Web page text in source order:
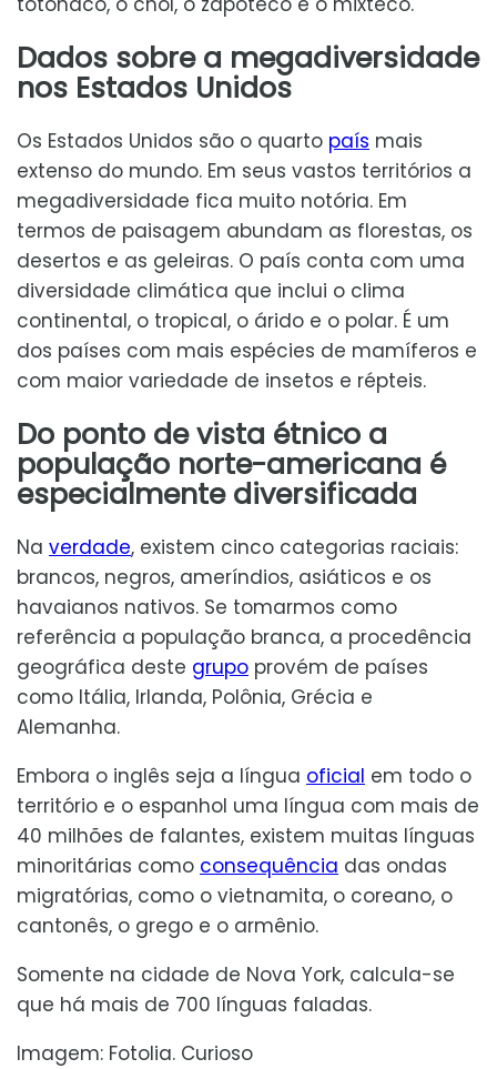
Dados sobre a megadiversidade
nos Estados Unidos
Os Estados Unidos são o quarto país mais
extenso do mundo. Em seus vastos territórios a
megadiversidade fica muito notória. Em
termos de paisagem abundam as florestas, os
desertos e as geleiras. O país conta com uma
diversidade climática que inclui o clima
continental, o tropical, o árido e o polar. É um
dos países com mais espécies de mamíferos e
com maior variedade de insetos e répteis.
Do ponto de vista étnico a
população norte-americana é
especialmente diversificada
Na verdade, existem cinco categorias raciais:
brancos, negros, ameríndios, asiáticos e os
havaianos nativos. Se tomarmos como
referência a população branca, a procedência
geográfica deste grupo provém de países
como Itália, Irlanda, Polônia, Grécia e
Alemanha.
Embora o inglês seja a língua oficial em todo o
território e o espanhol uma língua com mais de
40 milhões de falantes, existem muitas línguas
minoritárias como consequência das ondas
migratórias, como o vietnamita, o coreano, o
cantonês, o grego e o armênio.
Somente na cidade de Nova York, calcula-se
que há mais de 700 línguas faladas.
Imagem: Fotolia. Curioso